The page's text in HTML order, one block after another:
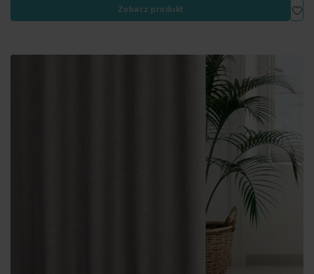
Zobacz produkt